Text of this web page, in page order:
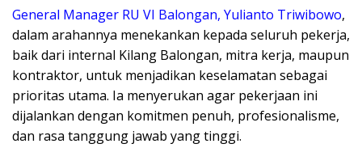
General Manager RU VI Balongan, Yulianto Triwibowo,
dalam arahannya menekankan kepada seluruh pekerja,
baik dari internal Kilang Balongan, mitra kerja, maupun
kontraktor, untuk menjadikan keselamatan sebagai
prioritas utama. Ia menyerukan agar pekerjaan ini
dijalankan dengan komitmen penuh, profesionalisme,
dan rasa tanggung jawab yang tinggi.